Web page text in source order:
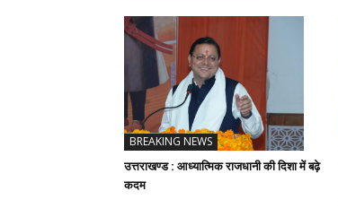
BREAKING NEWS
उत्तराखण्ड : आध्यात्मिक राजधानी की दिशा में बढ़े
कदम